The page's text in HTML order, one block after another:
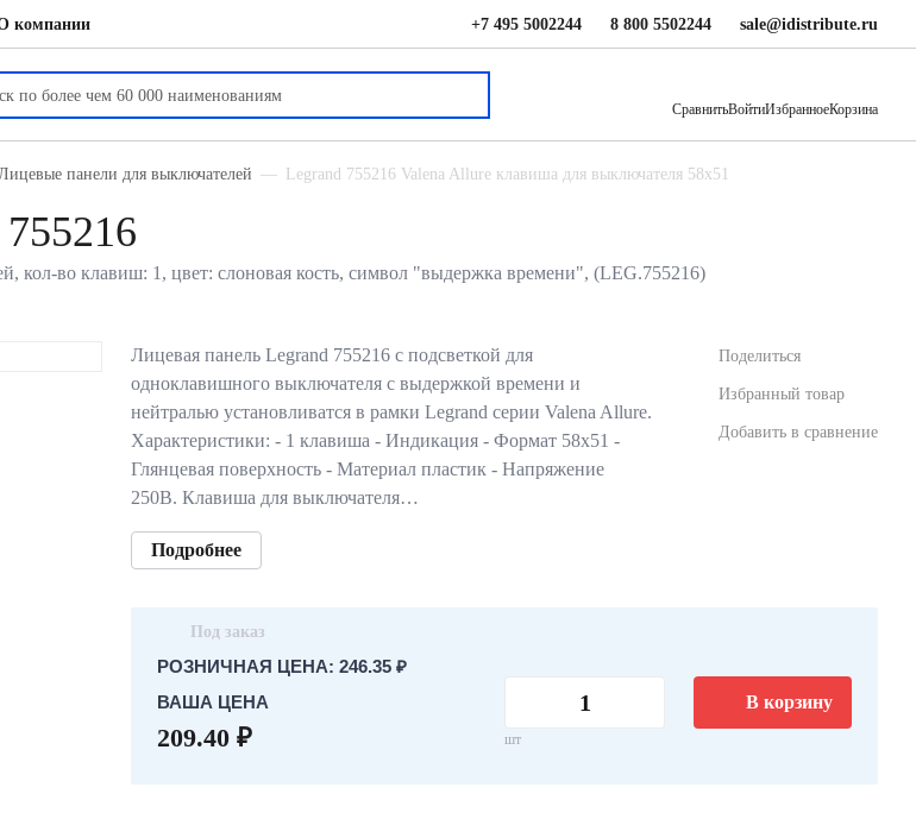
компании +7 495 5002244 8 800 5502244 sale@idistribute.ru
СравнитьВойтиИзбранноеКорзина
панели для выключателей Legrand 755216 Valena Allure клавиша для выключателя 58x51
во клавиш: 1, цвет: слоновая кость, символ "выдержка времени", (LEG.755216)
Лицевая панель Legrand 755216 с подсветкой для
одноклавишного выключателя с выдержкой времени и
нейтралью установливатся в рамки Legrand серии Valena Allure.
Характеристики: - 1 клавиша - Индикация - Формат 58x51 -
Глянцевая поверхность - Материал пластик - Напряжение
250В. Клавиша для выключателя…
Подробнее
Поделиться
Избранный товар
Добавить в сравнение
Под заказ
РОЗНИЧНАЯ ЦЕНА: 246.35 ₽
ВАША ЦЕНА
209.40 ₽ шт
В корзину